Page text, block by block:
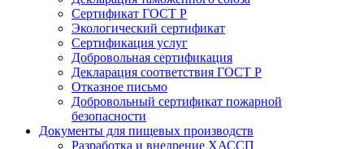
Сертификат ГОСТ Р
Экологический сертификат
Сертификация услуг
Добровольная сертификация
Декларация соответствия ГОСТ Р
Отказное письмо
Добровольный сертификат пожарной
безопасности
Документы для пищевых производств
Разработка и внедрение ХАССП